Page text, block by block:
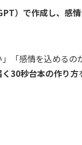
）で作成し、感
「感情を込めるの
30秒台本の作り方